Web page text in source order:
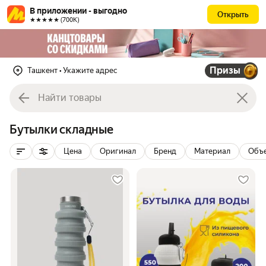
В приложении - выгодно
★★★★★ (700К)
Открыть
Ташкент • Укажите адрес Призы
Бутылки складные
Цена Оригинал Бренд Материал